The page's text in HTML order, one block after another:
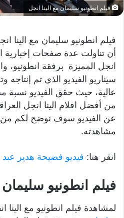
فيلم انطونيو سليمان مع الينا انجل
فيلم انطونيو سليمان مع الينا
أن تناولت عدة صفحات إخبارية
انجل المميزة برفقة انطونيو،
سيناريو الفيديو الذي تم إنتاجه
عالية، حيث حقق الفيديو نسبة
من أفضل افلام الينا انجل
عن الفيديو سوف نوضح لكم من
مشاهدته.
انقر هنا: فيديو فضيحة هدير عبد
فيلم انطونيو سليمان
لمشاهدة فيلم انطونيو مع الينا